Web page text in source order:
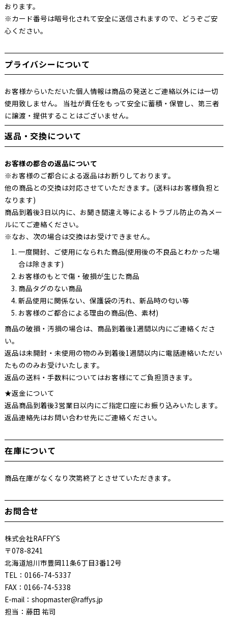
おります。
※カード番号は暗号化されて安全に送信されますので、どうぞご安
心ください。
プライバシーについて
お客様からいただいた個人情報は商品の発送とご連絡以外には一切
使用致しません。 当社が責任をもって安全に蓄積・保管し、第三者
に譲渡・提供することはございません。
返品・交換について
お客様の都合の返品について
※お客様のご都合による返品はお断りしております。
他の商品との交換は対応させていただきます。(送料はお客様負担と
なります)
商品到着後3日以内に、お聞き間違え等によるトラブル防止の為メー
ルにてご連絡ください。
※なお、次の場合は交換はお受けできません。
一度開封、ご使用になられた商品(使用後の不良品とわかった場
合は除きます)
お客様のもとで傷・破損が生じた商品
商品タグのない商品
新品使用に関係ない、保護袋の汚れ、新品時の匂い等
お客様のご都合による理由の商品(色、素材)
商品の破損・汚損の場合は、商品到着後1週間以内にご連絡くださ
い。
返品は未開封・未使用の物のみ到着後1週間以内に電話連絡いただい
たもののみお受けいたします。
返品の送料・手数料についてはお客様にてご負担頂きます。
★返金について
返品商品到着後3営業日以内にご指定口座にお振り込みいたします。
返品連絡先はお問い合わせ先にご連絡ください。
在庫について
商品在庫がなくなり次第終了とさせていただきます。
お問合せ
株式会社RAFFY'S
〒078-8241
北海道旭川市豊岡11条6丁目3番12号
TEL：0166-74-5337
FAX：0166-74-5338
E-mail：shopmaster@raffys.jp
担当：藤田 祐司